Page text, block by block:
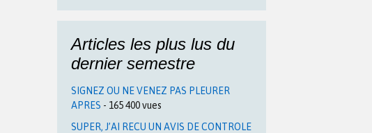
Articles les plus lus du
dernier semestre
SIGNEZ OU NE VENEZ PAS PLEURER
APRES - 165 400 vues
SUPER, J’AI RECU UN AVIS DE CONTROLE